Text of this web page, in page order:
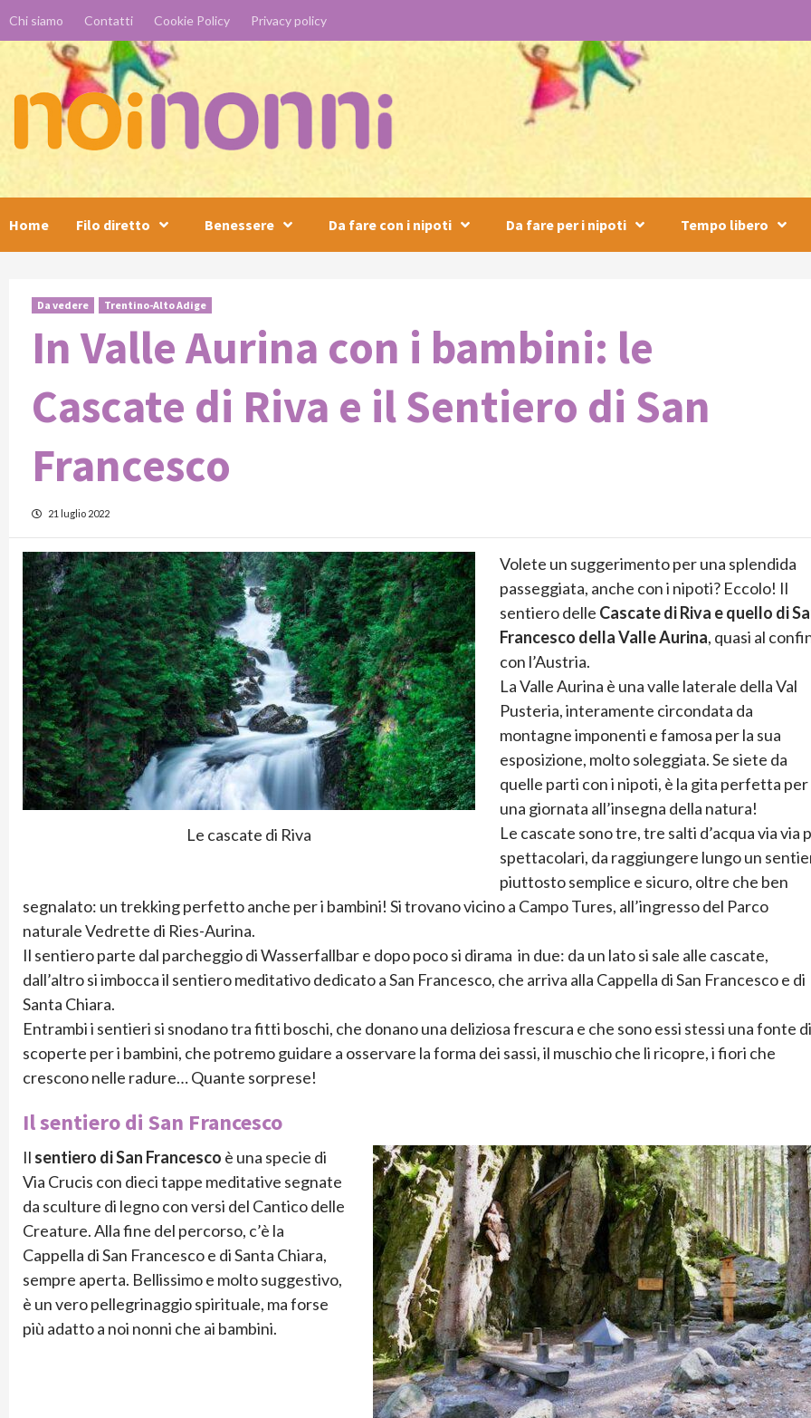
content
Chi siamo Contatti Cookie Policy Privacy policy
Home Filo diretto Benessere Da fare con i nipoti Da fare per i nipoti Tempo libero
Da vedere Trentino-Alto Adige
In Valle Aurina con i bambini: le
Cascate di Riva e il Sentiero di San
Francesco
21 luglio 2022
Le cascate di Riva
Volete un suggerimento per una splendida
passeggiata, anche con i nipoti? Eccolo! Il
sentiero delle Cascate di Riva e quello di
Francesco della Valle Aurina, quasi al
con l’Austria.
La Valle Aurina è una valle laterale della Val
Pusteria, interamente circondata da
montagne imponenti e famosa per la sua
esposizione, molto soleggiata. Se siete da
quelle parti con i nipoti, è la gita perfetta per
una giornata all’insegna della natura!
Le cascate sono tre, tre salti d’acqua via via
spettacolari, da raggiungere lungo un
piuttosto semplice e sicuro, oltre che ben
segnalato: un trekking perfetto anche per i bambini! Si trovano vicino a Campo Tures, all’ingresso del Parco
naturale Vedrette di Ries-Aurina.
Il sentiero parte dal parcheggio di Wasserfallbar e dopo poco si dirama in due: da un lato si sale alle cascate,
dall’altro si imbocca il sentiero meditativo dedicato a San Francesco, che arriva alla Cappella di San Francesco e di
Santa Chiara.
Entrambi i sentieri si snodano tra fitti boschi, che donano una deliziosa frescura e che sono essi stessi una fonte di
scoperte per i bambini, che potremo guidare a osservare la forma dei sassi, il muschio che li ricopre, i fiori che
crescono nelle radure… Quante sorprese!
Il sentiero di San Francesco
Il sentiero di San Francesco è una specie di
Via Crucis con dieci tappe meditative segnate
da sculture di legno con versi del Cantico delle
Creature. Alla fine del percorso, c’è la
Cappella di San Francesco e di Santa Chiara,
sempre aperta. Bellissimo e molto suggestivo,
è un vero pellegrinaggio spirituale, ma forse
più adatto a noi nonni che ai bambini.